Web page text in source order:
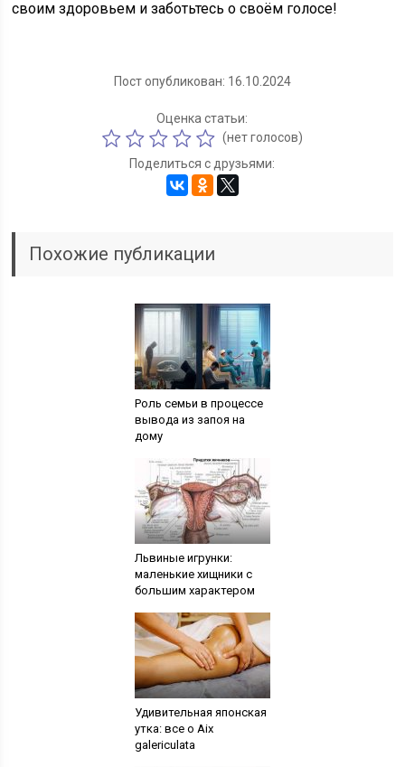
своим здоровьем и заботьтесь о своём голосе!
Пост опубликован: 16.10.2024
Оценка статьи:
(нет голосов)
Поделиться с друзьями:
Похожие публикации
Роль семьи в процессе
вывода из запоя на
дому
Львиные игрунки:
маленькие хищники с
большим характером
Удивительная японская
утка: все о Aix
galericulata